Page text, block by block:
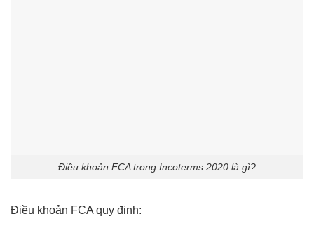
Điều khoản FCA trong Incoterms 2020 là gì?
Điều khoản FCA quy định: